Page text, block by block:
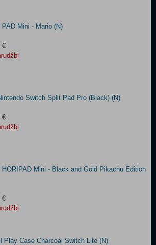
PAD Mini - Mario (N)
€
Switch Split Pad Pro (Black) (N)
€
HORIPAD Mini - Black and Gold Pikachu Edition
€
Play Case Charcoal Switch Lite (N)